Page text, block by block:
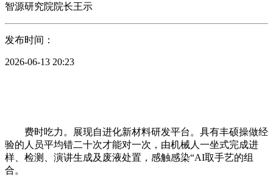
智源研究院院长王示
发布时间：
2026-06-13 20:23
费时吃力。展现自进化新材料研发平台。具有丰硕操做经
验的人员平均错二十次才能对一次，由机械人一坐式完成进
样、检测、演讲生成及废液处置，感触感染“AI取手艺的组
合。